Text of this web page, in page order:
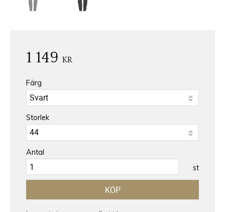
1 149 KR
Färg
Storlek
Antal
st
KÖP